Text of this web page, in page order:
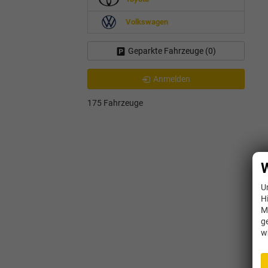
Volkswagen
Geparkte Fahrzeuge (0)
Anmelden
175 Fahrzeuge